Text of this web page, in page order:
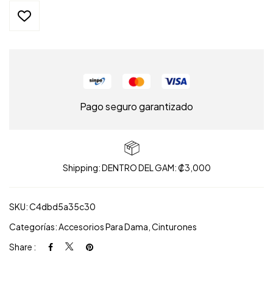
Pago seguro garantizado
Shipping: DENTRO DEL GAM: ₡3,000
SKU:C4dbd5a35c30
Categorías:Accesorios Para Dama Cinturones
Share :